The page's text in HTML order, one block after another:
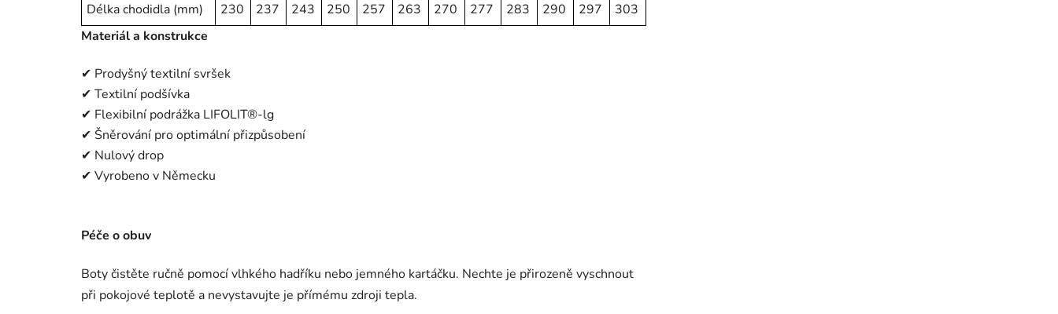
Délka chodidla (mm)
230 237 243 250 257 263 270 277 283 290 297
303
Materiál a konstrukce
✔ Prodyšný textilní svršek
✔ Textilní podšívka
✔ Flexibilní podrážka LIFOLIT®-lg
✔ Šněrování pro optimální přizpůsobení
✔ Nulový drop
✔ Vyrobeno v Německu
Péče o obuv
Boty čistěte ručně pomocí vlhkého hadříku nebo jemného kartáčku. Nechte je přirozeně vyschnout
při pokojové teplotě a nevystavujte je přímému zdroji tepla.